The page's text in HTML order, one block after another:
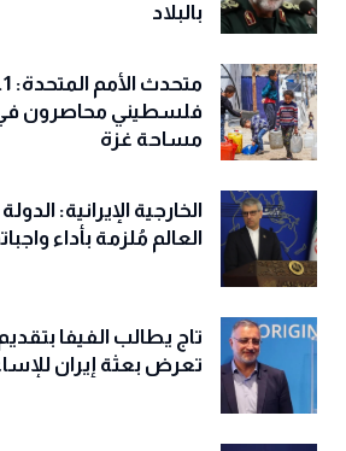
بالبلاد
فلسطيني محاصرون
مساحة غزة
الخارجية الإيرانية:
العالم مُلزمة بأداء
تاج يطالب الفيفا
تعرض بعثة إيران